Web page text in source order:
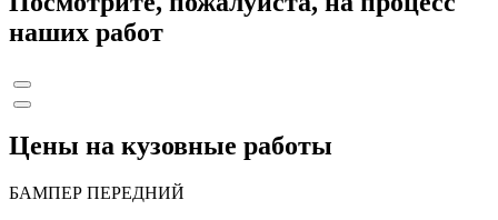
наших работ
Цены на кузовные работы
БАМПЕР ПЕРЕДНИЙ